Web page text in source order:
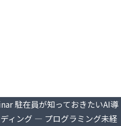
駐在員が知っておきたいAI導
ィング ― プログラミング未経